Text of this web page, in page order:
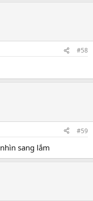
#58
#59
sang lắm